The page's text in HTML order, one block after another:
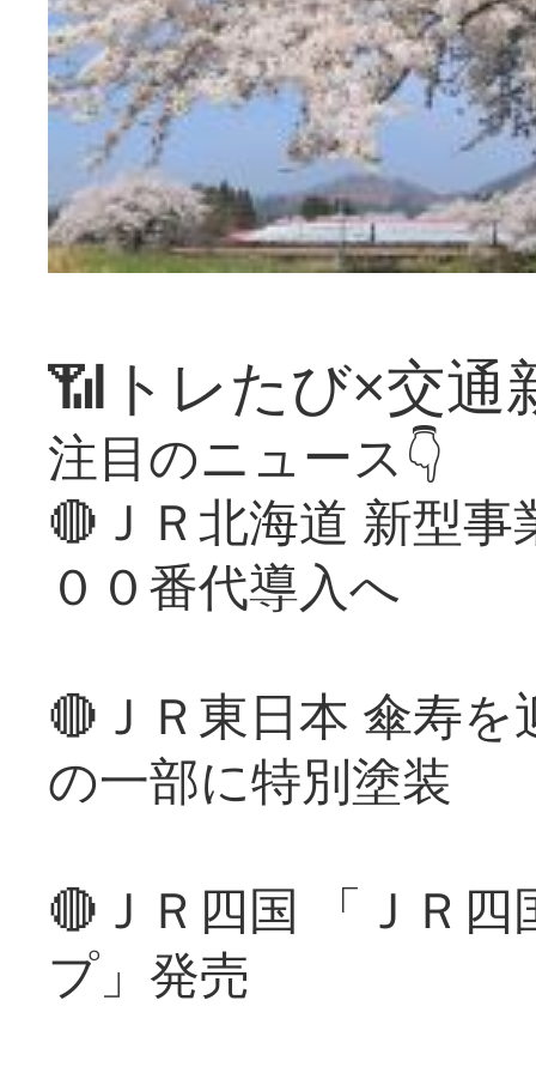
📶トレたび×交通
注目のニュース👇
🔴ＪＲ北海道 新型
００番代導入へ
🔴ＪＲ東日本 傘寿
の一部に特別塗装
🔴ＪＲ四国 「ＪＲ
プ」発売